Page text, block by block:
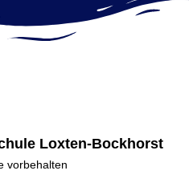
Loxten-Bockhorst
vorbehalten